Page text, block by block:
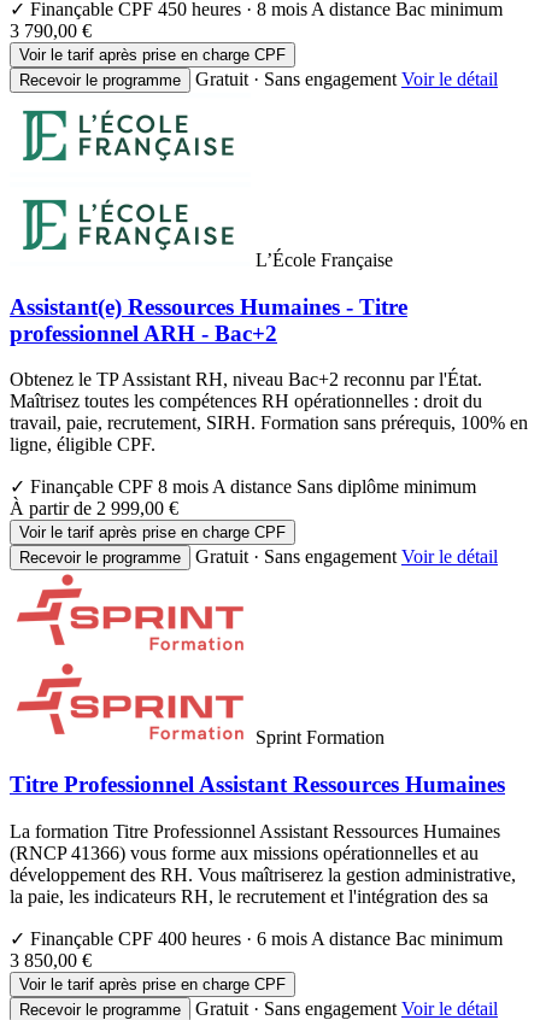
✓ Finançable CPF 450 heures · 8 mois A distance Bac minimum
3 790,00 €
Voir le tarif après prise en charge CPF
Recevoir le programme
Gratuit · Sans engagement Voir le détail
L’École Française
Assistant(e) Ressources Humaines - Titre
professionnel ARH - Bac+2
Obtenez le TP Assistant RH, niveau Bac+2 reconnu par l'État.
Maîtrisez toutes les compétences RH opérationnelles : droit du
travail, paie, recrutement, SIRH. Formation sans prérequis, 100% en
ligne, éligible CPF.
✓ Finançable CPF 8 mois A distance Sans diplôme minimum
À partir de 2 999,00 €
Voir le tarif après prise en charge CPF
Recevoir le programme
Gratuit · Sans engagement Voir le détail
Sprint Formation
Titre Professionnel Assistant Ressources Humaines
La formation Titre Professionnel Assistant Ressources Humaines
(RNCP 41366) vous forme aux missions opérationnelles et au
développement des RH. Vous maîtriserez la gestion administrative,
la paie, les indicateurs RH, le recrutement et l'intégration des sa
✓ Finançable CPF 400 heures · 6 mois A distance Bac minimum
3 850,00 €
Voir le tarif après prise en charge CPF
Recevoir le programme
Gratuit · Sans engagement Voir le détail